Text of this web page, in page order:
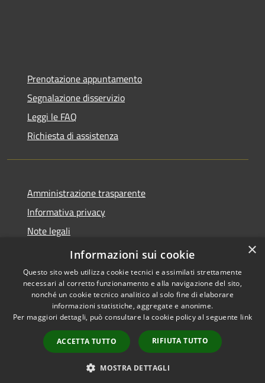
Prenotazione appuntamento
Segnalazione disservizio
Leggi le FAQ
Richiesta di assistenza
Amministrazione trasparente
Informativa privacy
Note legali
Dichiarazione di accessibilità
Accessibilità
Copyright © 2026 • Comune di
Borgo Virgilio • Powered by
Municipium•
Accesso
redazione
×
Informazioni sui cookie
Questo sito web utilizza cookie tecnici e assimilati strettamente
necessari al corretto funzionamento e alla navigazione del sito,
nonché un cookie tecnico analitico al solo fine di elaborare
informazioni statistiche, aggregate e anonime.
Per maggiori dettagli, può consultare la cookie policy al seguente link
ACCETTA TUTTO RIFIUTA TUTTO
MOSTRA DETTAGLI